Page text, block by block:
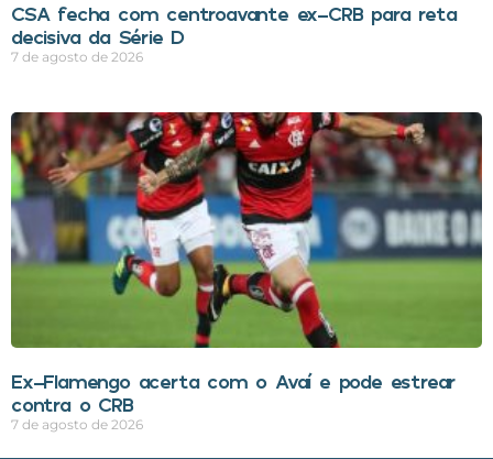
CSA fecha com centroavante ex-CRB para reta
decisiva da Série D
7 de agosto de 2026
Ex-Flamengo acerta com o Avaí e pode estrear
contra o CRB
7 de agosto de 2026